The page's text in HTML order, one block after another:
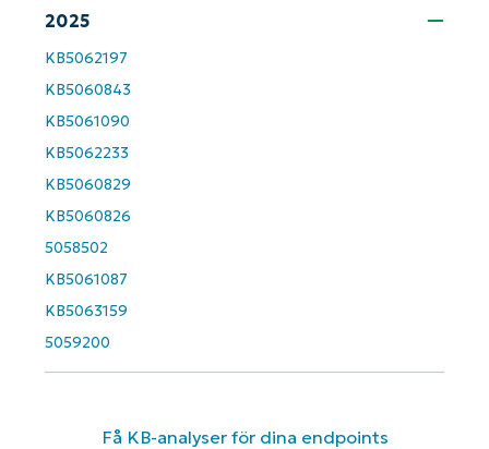
2025
KB5062197
KB5060843
KB5061090
KB5062233
KB5060829
KB5060826
5058502
KB5061087
KB5063159
5059200
Få KB-analyser för dina endpoints
Phone
Country
Company
name*